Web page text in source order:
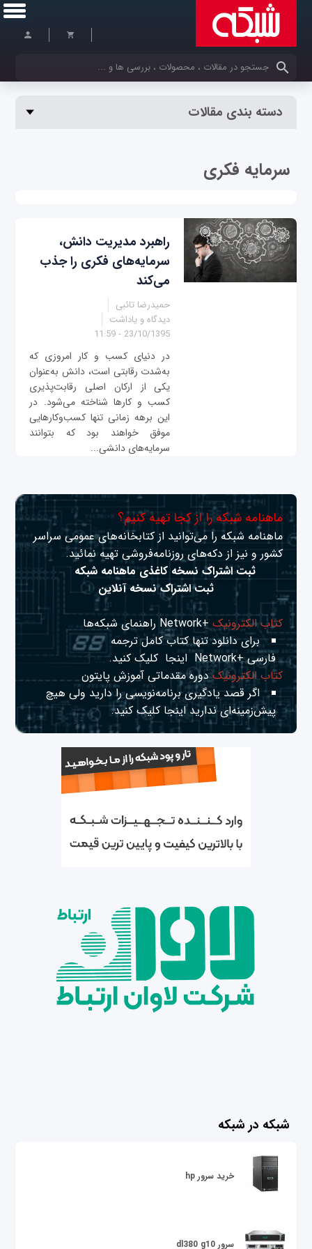
کلمات کلیدی خود را وارد کنید
دسته بندی مقالات
سرمایه فکری
راهبرد مدیریت دانش،
سرمایه‌های فکری را جذب
می‌کند
حمیدرضا تائبی
دیدگاه و یاداشت
23/10/1395 - 11:59
در دنیای کسب و کار امروزی که
به‌شدت رقابتی است، دانش به‌عنوان
یکی از ارکان اصلی رقابت‌پذیری
کسب و کارها شناخته می‌شود. در
این برهه زمانی تنها کسب‌وکارهایی
موفق خواهند بود که بتوانند
سرمایه‌های دانشی...
ماهنامه شبکه را از کجا تهیه کنیم؟
ماهنامه شبکه را می‌توانید از کتابخانه‌های عمومی سراسر
کشور و نیز از دکه‌های روزنامه‌فروشی تهیه نمائید.
ثبت اشتراک نسخه کاغذی ماهنامه شبکه
ثبت اشتراک نسخه آنلاین
کتاب الکترونیک+Network راهنمای شبکه‌ها
برای دانلود تنها کتاب کامل ترجمه
فارسی +Network
اینجا کلیک کنید.
کتاب الکترونیکدوره مقدماتی آموزش پایتون
اگر قصد یادگیری برنامه‌نویسی را دارید ولی هیچ
پیش‌زمینه‌ای نداریداینجا کلیک کنید.
شبکه در شبکه
خرید سرور hp
سرور dl380 g10